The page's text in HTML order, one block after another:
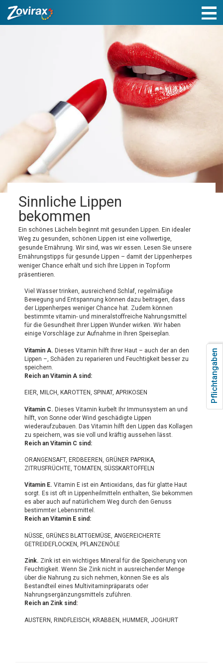
Sinnliche Lippen
bekommen
Ein schönes Lächeln beginnt mit gesunden Lippen. Ein idealer
Weg zu gesunden, schönen Lippen ist eine vollwertige,
gesunde Ernährung. Wir sind, was wir essen. Lesen Sie unsere
Ernährungstipps für gesunde Lippen – damit der Lippenherpes
weniger Chance erhält und sich Ihre Lippen in Topform
präsentieren.
Viel Wasser trinken, ausreichend Schlaf, regelmäßige
Bewegung und Entspannung können dazu beitragen, dass
der Lippenherpes weniger Chance hat. Zudem können
bestimmte vitamin- und mineralstoffreiche Nahrungsmittel
für die Gesundheit Ihrer Lippen Wunder wirken. Wir haben
einige Vorschläge zur Aufnahme in Ihren Speiseplan.
Vitamin A. Dieses Vitamin hilft Ihrer Haut – auch der an den
Lippen –, Schäden zu reparieren und Feuchtigkeit besser zu
speichern.
Reich an Vitamin A sind:
EIER, MILCH, KAROTTEN, SPINAT, APRIKOSEN
Vitamin C. Dieses Vitamin kurbelt Ihr Immunsystem an und
hilft, von Sonne oder Wind geschädigte Lippen
wiederaufzubauen. Das Vitamin hilft den Lippen das Kollagen
zu speichern, was sie voll und kräftig aussehen lässt.
Reich an Vitamin C sind:
ORANGENSAFT, ERDBEEREN, GRÜNER PAPRIKA,
ZITRUSFRÜCHTE, TOMATEN, SÜSSKARTOFFELN
Vitamin E. Vitamin E ist ein Antioxidans, das für glatte Haut
sorgt. Es ist oft in Lippenheilmitteln enthalten, Sie bekommen
es aber auch auf natürlichem Weg durch den Genuss
bestimmter Lebensmittel.
Reich an Vitamin E sind:
NÜSSE, GRÜNES BLATTGEMÜSE, ANGEREICHERTE
GETREIDEFLOCKEN, PFLANZENÖLE
Zink. Zink ist ein wichtiges Mineral für die Speicherung von
Feuchtigkeit. Wenn Sie Zink nicht in ausreichender Menge
über die Nahrung zu sich nehmen, können Sie es als
Bestandteil eines Multivitaminpräparats oder
Nahrungsergänzungsmittels zuführen.
Reich an Zink sind:
AUSTERN, RINDFLEISCH, KRABBEN, HUMMER, JOGHURT
Pflichtangaben